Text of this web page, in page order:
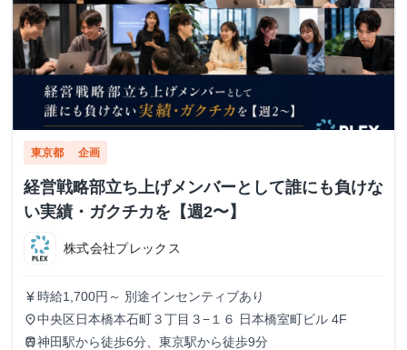
東京都 企画
経営戦略部立ち上げメンバーとして誰にも負けな
い実績・ガクチカを【週2〜】
株式会社プレックス
currency_yen 時給1,700円～ 別途インセンティブあり
place中央区日本橋本石町３丁目３−１６ 日本橋室町ビル 4F
train神田駅から徒歩6分、東京駅から徒歩9分